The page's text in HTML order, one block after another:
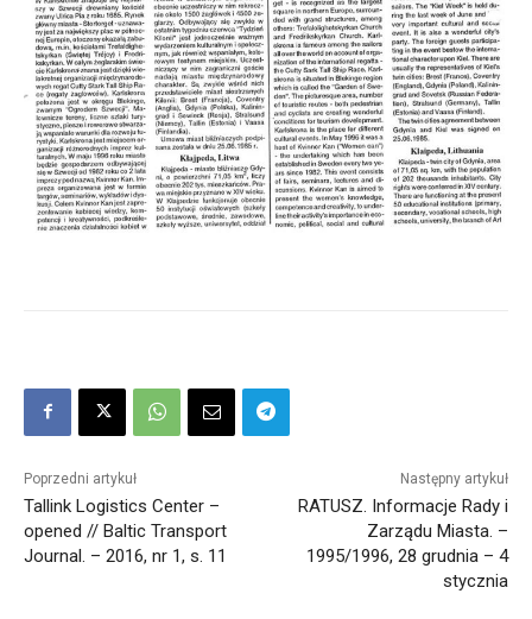
Poprzedni artykuł
Tallink Logistics Center –
opened // Baltic Transport
Journal. – 2016, nr 1, s. 11
Następny artykuł
RATUSZ. Informacje Rady i
Zarządu Miasta. –
1995/1996, 28 grudnia – 4
stycznia